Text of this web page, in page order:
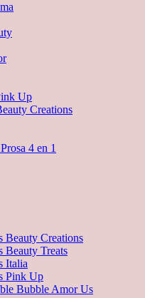
Up
Creations
4 en 1
Beauty Creations
Beauty Treats
Italia
Pink Up
Bubble Amor Us